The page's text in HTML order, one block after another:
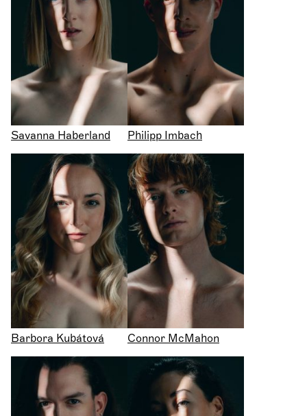
Savanna Haberland Philipp Imbach
Barbora Kubátová Connor McMahon